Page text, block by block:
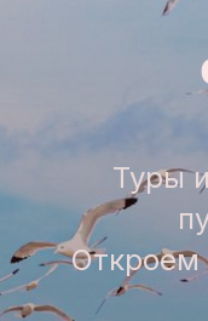
Туры
Откроем